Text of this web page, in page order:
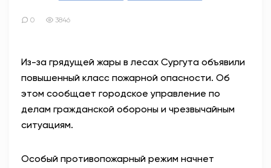
АНТИТЕРРОР
НОВОСТИ
0 3846
Из-за грядущей жары в лесах Сургута объявили
повышенный класс пожарной опасности. Об
этом сообщает городское управление по
делам гражданской обороны и чрезвычайным
ситуациям.
Особый противопожарный режим начнет